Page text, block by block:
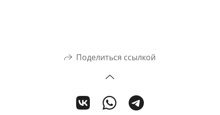
Поделиться ссылкой